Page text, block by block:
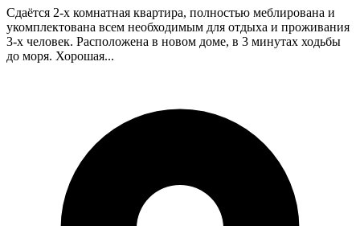
Сдаётся 2-х комнатная квартира, полностью меблирована и
укомплектована всем необходимым для отдыха и проживания
3-х человек. Расположена в новом доме, в 3 минутах ходьбы
до моря. Хорошая...